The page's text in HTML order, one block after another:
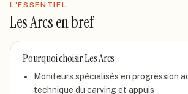
L'ESSENTIEL
Les Arcsen bref
Pourquoi choisirLes Arcs
Moniteurs spécialisés en progression
technique du carving et appuis